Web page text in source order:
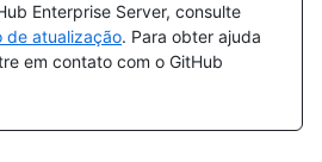
Enterprise Server, consulte
de atualização. Para obter ajuda
em contato com o GitHub